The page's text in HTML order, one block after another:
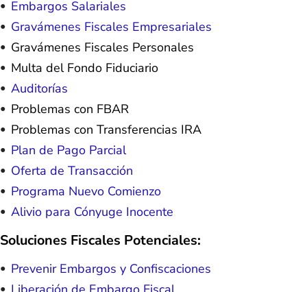
Embargos Salariales
Gravámenes Fiscales Empresariales
Gravámenes Fiscales Personales
Multa del Fondo Fiduciario
Auditorías
Problemas con FBAR
Problemas con Transferencias IRA
Plan de Pago Parcial
Oferta de Transacción
Programa Nuevo Comienzo
Alivio para Cónyuge Inocente
Soluciones Fiscales Potenciales:
Prevenir Embargos y Confiscaciones